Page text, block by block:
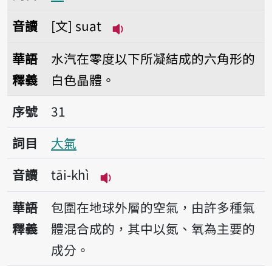
音讀
文 suat
華語
釋義
水汽在零度以下所凝結成的六角形的
白色晶體。
序號31大氣
序號
31
詞目
大氣
音讀
tāi-khì
播放音讀tāi-khì
華語
釋義
包圍在地球外層的空氣，由許多種氣
體混合成的，其中以氮、氧為主要的
成分。